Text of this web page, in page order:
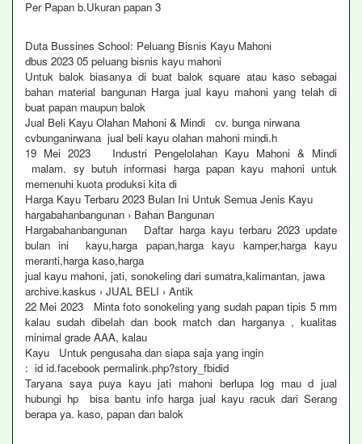
Per Papan b.Ukuran papan 3
Duta Bussines School: Peluang Bisnis Kayu Mahoni
dbus 2023 05 peluang bisnis kayu mahoni
Untuk balok biasanya di buat balok square atau kaso sebagai
bahan material bangunan Harga jual kayu mahoni yang telah di
buat papan maupun balok
Jual Beli Kayu Olahan Mahoni & Mindi cv. bunga nirwana
cvbunganirwana jual beli kayu olahan mahoni mindi.h
19 Mei 2023 Industri Pengelolahan Kayu Mahoni & Mindi
malam. sy butuh informasi harga papan kayu mahoni untuk
memenuhi kuota produksi kita di
Harga Kayu Terbaru 2023 Bulan Ini Untuk Semua Jenis Kayu
hargabahanbangunan › Bahan Bangunan
Hargabahanbangunan Daftar harga kayu terbaru 2023 update
bulan ini kayu,harga papan,harga kayu kamper,harga kayu
meranti,harga kaso,harga
jual kayu mahoni, jati, sonokeling dari sumatra,kalimantan, jawa
archive.kaskus › JUAL BELI › Antik
22 Mei 2023 Minta foto sonokeling yang sudah papan tipis 5 mm
kalau sudah dibelah dan book match dan harganya , kualitas
minimal grade AAA, kalau
Kayu Untuk pengusaha dan siapa saja yang ingin
: id id.facebook permalink.php?story_fbidid
Taryana saya puya kayu jati mahoni berlupa log mau d jual
hubungi hp bisa bantu info harga jual kayu racuk dari Serang
berapa ya. kaso, papan dan balok